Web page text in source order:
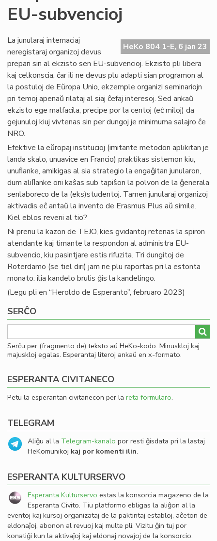
EU-subvencioj
HeKo 804 1-E, 6 jan 23
La junularaj internaciaj
neregistaraj organizoj devus
prepari sin al ekzisto sen EU-subvencioj. Ekzisto pli libera
kaj celkonscia, ĉar ili ne devus plu adapti sian programon al
la postuloj de Eŭropa Unio, ekzemple organizi seminariojn
pri temoj apenaŭ rilataj al siaj ĉefaj interesoj. Sed ankaŭ
ekzisto ege malfacila, precipe por la centoj (eĉ miloj) da
gejunuloj kiuj vivtenas sin per dungoj je minimuma salajro ĉe
NRO.
Efektive la eŭropaj institucioj (imitante metodon aplikitan je
landa skalo, unuavice en Francio) praktikas sistemon kiu,
unuﬂanke, amikigas al sia strategio la engaĝitan junularon,
dum aliﬂanke oni kaŝas sub tapiŝon la polvon de la ĝenerala
senlaboreco de la (eks)studentoj. Tamen junularaj organizoj
aktivadis eĉ antaŭ la invento de Erasmus Plus aŭ simile.
Kiel eblos reveni al tio?
Ni prenu la kazon de TEJO, kies gvidantoj retenas la spiron
atendante kaj timante la respondon al administra EU-
subvencio, kiu pasintjare estis rifuzita. Tri dungitoj de
Roterdamo (se tiel diri) jam ne plu raportas pri la estonta
monato: ilia kandelo brulis ĝis la kandelingo.
(Legu pli en “Heroldo de Esperanto”, februaro 2023)
SERĈO
Serĉu per (fragmento de) teksto aŭ HeKo-kodo. Minuskloj kaj
majuskloj egalas. Esperantaj literoj ankaŭ en x-formato.
ESPERANTA CIVITANECO
Petu la esperantan civitanecon per la reta formularo.
TELEGRAM
Aliĝu al la Telegram-kanalo por resti ĝisdata pri la lastaj
HeKomunikoj kaj por komenti ilin.
ESPERANTA KULTURSERVO
Esperanta Kulturservo estas la konsorcia magazeno de la
Esperanta Civito. Tiu platformo ebligas la aliĝon al la
eventoj kaj kursoj organizataj de la paktintaj establoj, aĉeton de
eldonaĵoj, abonon al revuoj kaj multe pli. Vizitu ĝin tuj por
konatiĝi kun la aktivaĵoj kaj eldonaj novaĵoj de la konsorcio.